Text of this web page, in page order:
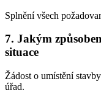
Splnění všech
7. Jakým
situace
Žádost o umístění
úřad.